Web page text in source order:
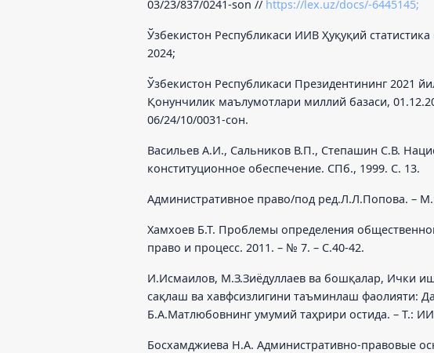
03/23/837/0241-son // https://lex.uz/docs/-6445145;
Ўзбекистон Республикаси ИИВ Ҳуқуқий
2024;
Ўзбекистон Республикаси Президентининг 2021
Қонунчилик маълумотлари миллий базаси,
06/24/10/0031-сон.
Васильев А.И., Сальников В.П., Степашин С.В.
конституционное обеспечение. СПб., 1999. С. 13.
Административное право/под ред.Л.Л.Попова. –
Хамхоев Б.Т. Проблемы определения
право и процесс. 2011. – № 7. – С.40-42.
И.Исмаилов, М.З.Зиёдуллаев ва бошқалар, Ички
сақлаш ва хавфсизлигини таъминлаш фаолияти:
Б.А.Матлюбовнинг умумий таҳрири остида. – Т.:
Босхамджиева Н.А. Административно-правовые